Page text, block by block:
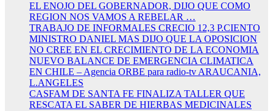
EL ENOJO DEL GOBERNADOR, DIJO QUE COMO
REGION NOS VAMOS A REBELAR …
TRABAJO DE INFORMALES CRECIO 12,3 P.CIENTO
MINISTRO DANIEL MAS DIJO QUE LA OPOSICION
NO CREE EN EL CRECIMIENTO DE LA ECONOMIA
NUEVO BALANCE DE EMERGENCIA CLIMATICA
EN CHILE – Agencia ORBE para radio-tv ARAUCANIA,
L.ANGELES
CASFAM DE SANTA FE FINALIZA TALLER QUE
RESCATA EL SABER DE HIERBAS MEDICINALES